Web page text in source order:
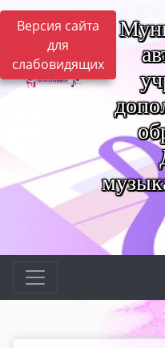
Версия сайта
для
слабовидящих